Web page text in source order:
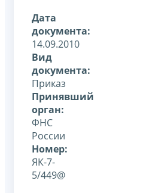
Дата
документа:
14.09.2010
Вид
документа:
Приказ
Принявший
орган:
ФНС
России
Номер:
ЯК-7-
5/449@